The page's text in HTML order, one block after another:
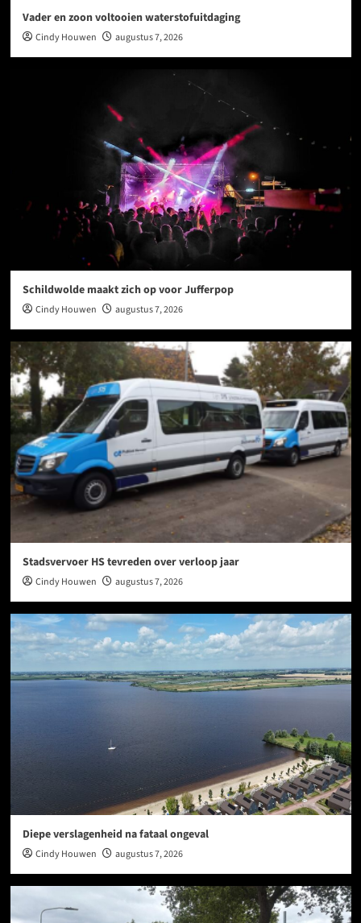
Vader en zoon voltooien waterstofuitdaging
Cindy Houwen augustus 7, 2026
Schildwolde maakt zich op voor Jufferpop
Cindy Houwen augustus 7, 2026
Stadsvervoer HS tevreden over verloop jaar
Cindy Houwen augustus 7, 2026
Diepe verslagenheid na fataal ongeval
Cindy Houwen augustus 7, 2026